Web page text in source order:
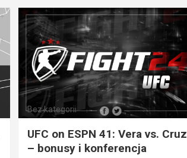
Bez kategorii
UFC on ESPN 41: Vera vs. Cruz
– bonusy i konferencja